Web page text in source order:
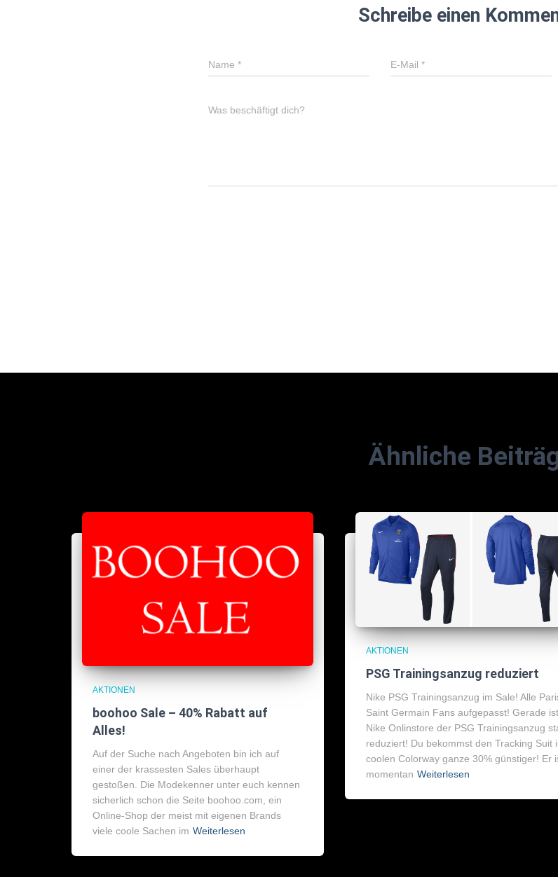
Schreibe einen
Name * E-Mail *
Was beschäftigt dich?
Ähnliche
AKTIONEN
boohoo Sale – 40% Rabatt auf
Alles!
Auf der Suche nach Angeboten bin ich auf
einer der krassesten Sales überhaupt
gestoßen. Die Modekenner unter euch kennen
sicherlich schon die Seite boohoo.com, ein
Online-Shop der meist mit eigenen Brands
viele coole Sachen im Weiterlesen
AKTIONEN
PSG Trainingsanzug reduziert
Nike PSG Trainingsanzug im Sale! Alle
Saint Germain Fans aufgepasst! Gerade
Nike Onlinstore der PSG Trainingsanzug
reduziert! Du bekommst den Tracking Suit
coolen Colorway ganze 30% günstiger! Er
momentan Weiterlesen